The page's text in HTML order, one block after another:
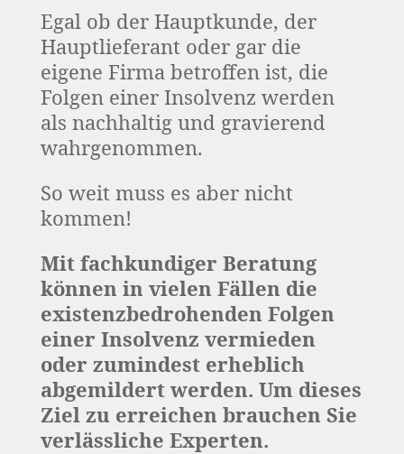
Egal ob der Hauptkunde, der
Hauptlieferant oder gar die
eigene Firma betroffen ist, die
Folgen einer Insolvenz werden
als nachhaltig und gravierend
wahrgenommen.
So weit muss es aber nicht
kommen!
Mit fachkundiger Beratung
können in vielen Fällen die
existenzbedrohenden Folgen
einer Insolvenz vermieden
oder zumindest erheblich
abgemildert werden. Um dieses
Ziel zu erreichen brauchen Sie
verlässliche Experten.